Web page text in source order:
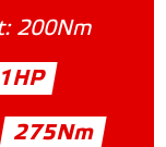
200Nm
275Nm